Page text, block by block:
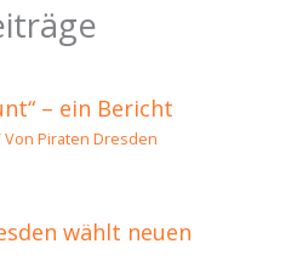
– ein Bericht
VonPiraten Dresden
wählt neuen